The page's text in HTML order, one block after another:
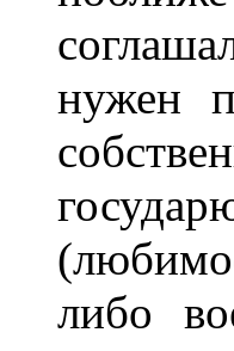
нужен
либо